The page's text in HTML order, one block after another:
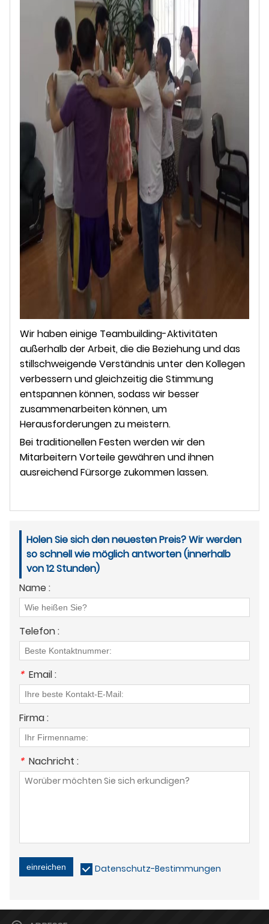
Wir haben einige Teambuilding-Aktivitäten
außerhalb der Arbeit, die die Beziehung und das
stillschweigende Verständnis unter den Kollegen
verbessern und gleichzeitig die Stimmung
entspannen können, sodass wir besser
zusammenarbeiten können, um
Herausforderungen zu meistern.
Bei traditionellen Festen werden wir den
Mitarbeitern Vorteile gewähren und ihnen
ausreichend Fürsorge zukommen lassen.
Holen Sie sich den neuesten Preis? Wir werden
so schnell wie möglich antworten (innerhalb
von 12 Stunden)
Name :
Telefon :
* Email :
Firma :
* Nachricht :
einreichen Datenschutz-Bestimmungen